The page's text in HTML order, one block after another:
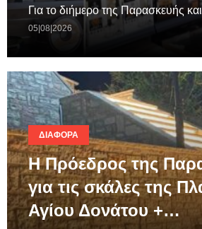
Για το διήμερο της Παρασκευής
05|08|2026
ΔΙΆΦΟΡΑ
Η Πρόεδρος της
για τις σκάλες της
Αγίου Δονάτου +…